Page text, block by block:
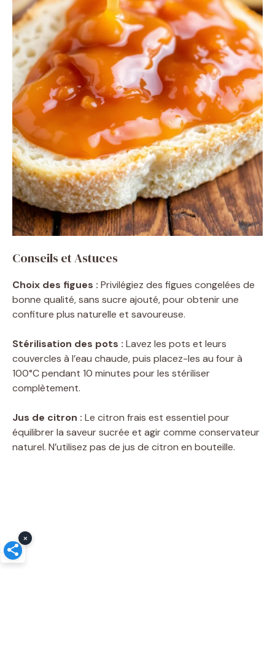
Conseils et Astuces
Choix des figues : Privilégiez des figues congelées de
bonne qualité, sans sucre ajouté, pour obtenir une
confiture plus naturelle et savoureuse.
Stérilisation des pots : Lavez les pots et leurs
couvercles à l’eau chaude, puis placez-les au four à
100°C pendant 10 minutes pour les stériliser
complètement.
Jus de citron : Le citron frais est essentiel pour
équilibrer la saveur sucrée et agir comme conservateur
naturel. N’utilisez pas de jus de citron en bouteille.
×